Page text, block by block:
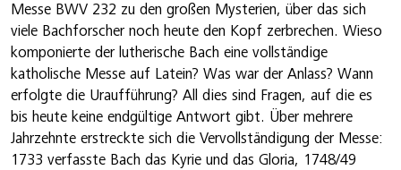
Messe BWV 232 zu den großen Mysterien, über das sich
viele Bachforscher noch heute den Kopf zerbrechen. Wieso
komponierte der lutherische Bach eine vollständige
katholische Messe auf Latein? Was war der Anlass? Wann
erfolgte die Uraufführung? All dies sind Fragen, auf die es
bis heute keine endgültige Antwort gibt. Über mehrere
Jahrzehnte erstreckte sich die Vervollständigung der Messe:
1733 verfasste Bach das Kyrie und das Gloria, 1748/49